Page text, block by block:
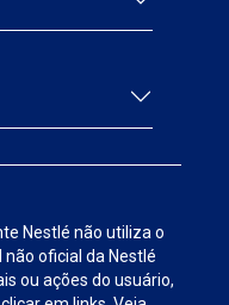
Nestlé não utiliza o
oficial da Nestlé
ou ações do usuário,